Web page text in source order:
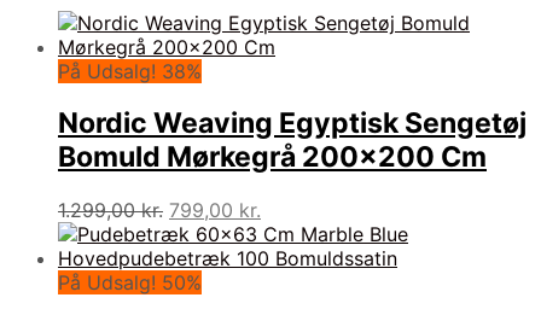
På Udsalg! 38%
Nordic Weaving Egyptisk Sengetøj
Bomuld Mørkegrå 200×200 Cm
1.299,00kr. Den
oprindelige
pris
var:
799,00 kr.
aktuelle
pris
På Udsalg! 50%